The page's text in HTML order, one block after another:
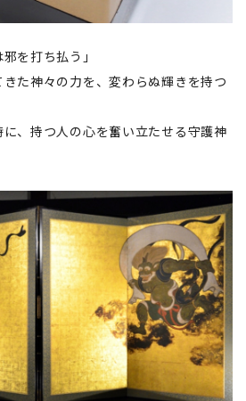
を打ち払う」
た神々の力を、変わらぬ輝きを持つ
、持つ人の心を奮い立たせる守護神